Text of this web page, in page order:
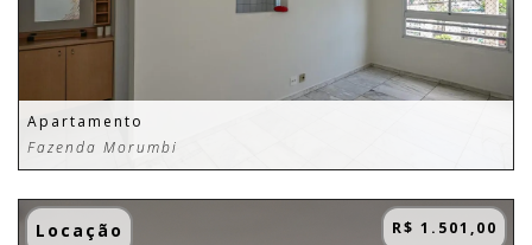
Apartamento
Fazenda Morumbi
Locação R$ 1.501,00